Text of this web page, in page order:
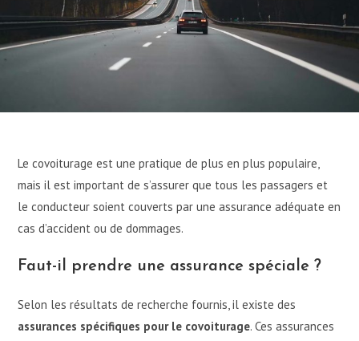
Le covoiturage est une pratique de plus en plus populaire,
mais il est important de s’assurer que tous les passagers et
le conducteur soient couverts par une assurance adéquate en
cas d’accident ou de dommages.
Faut-il prendre une assurance spéciale ?
Selon les résultats de recherche fournis, il existe des
assurances spécifiques pour le covoiturage. Ces assurances